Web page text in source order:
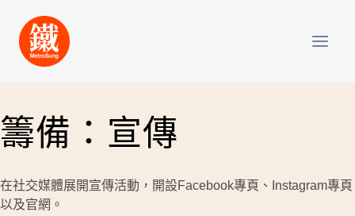
content
籌備：宣傳
在社交媒體展開宣傳活動，開設Facebook專頁、Instagram專頁
以及官網。